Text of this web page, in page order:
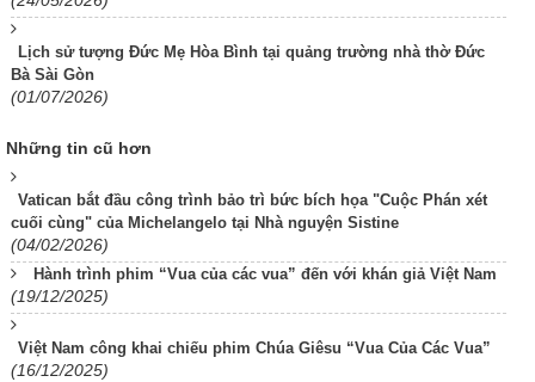
Lịch sử tượng Đức Mẹ Hòa Bình tại quảng trường nhà thờ Đức
Bà Sài Gòn
(01/07/2026)
Những tin cũ hơn
Vatican bắt đầu công trình bảo trì bức bích họa "Cuộc Phán xét
cuối cùng" của Michelangelo tại Nhà nguyện Sistine
(04/02/2026)
Hành trình phim “Vua của các vua” đến với khán giả Việt Nam
(19/12/2025)
Việt Nam công khai chiếu phim Chúa Giêsu “Vua Của Các Vua”
(16/12/2025)